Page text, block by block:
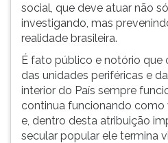
social, que deve atuar não
investigando, mas
realidade brasileira.
É fato público e notório que
das unidades periféricas e
interior do País sempre
continua funcionando como
e, dentro desta atribuição
secular popular ele termina